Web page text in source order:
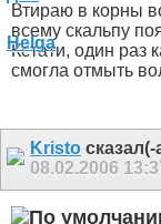
Втираю в корны
всему скальпу
Кстати, один раз
смогла отмыть
Kristo сказал(-
08.02.2006